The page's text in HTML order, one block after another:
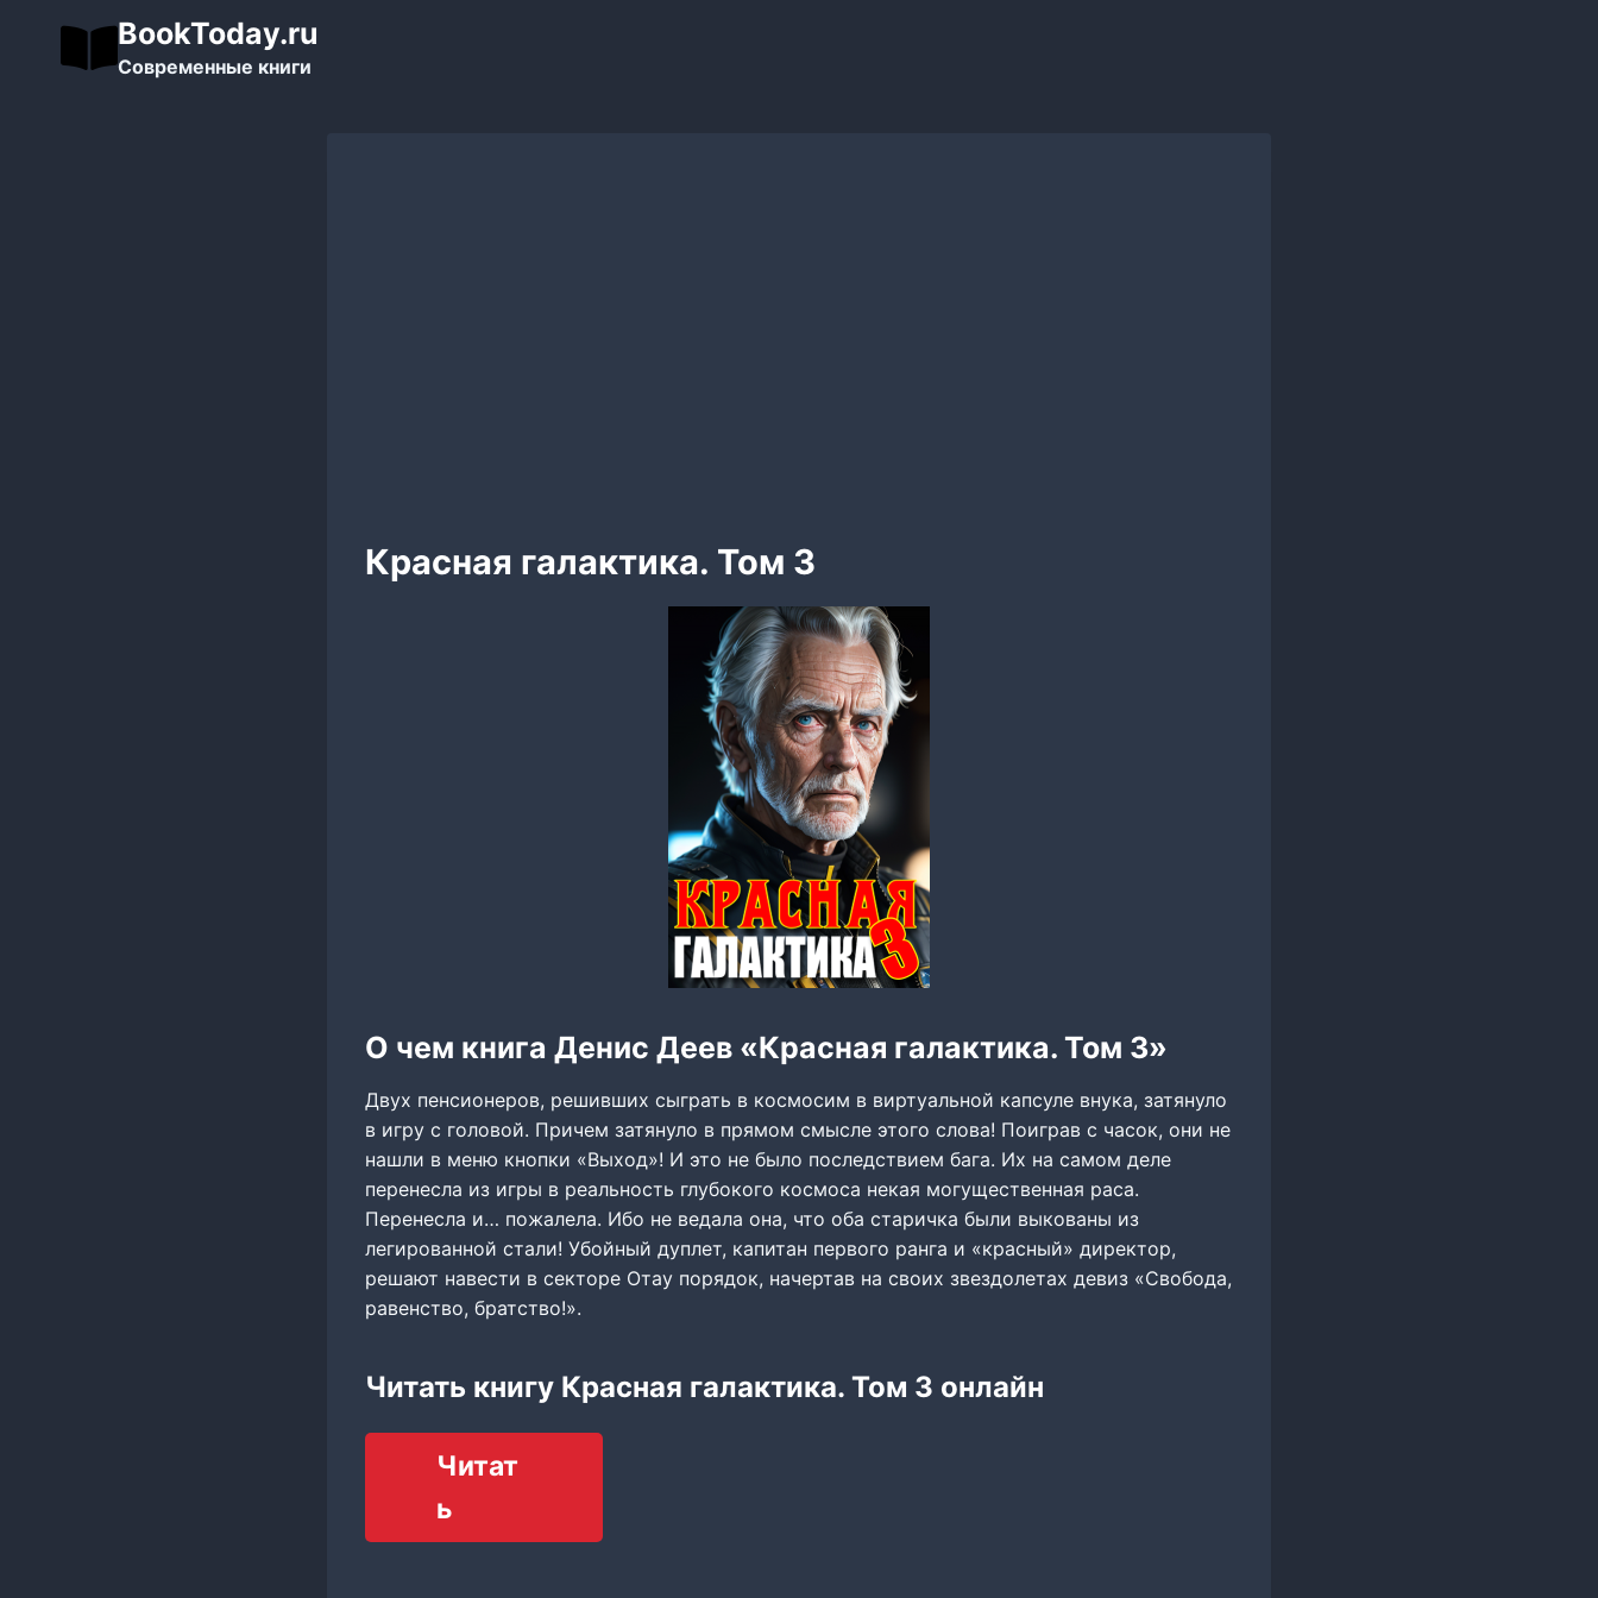
содержимому
BookToday.ru
Современные книги
Красная галактика. Том 3
О чем книга Денис Деев «Красная галактика. Том 3»
Двух пенсионеров, решивших сыграть в космосим в виртуальной капсуле внука, затянуло
в игру с головой. Причем затянуло в прямом смысле этого слова! Поиграв с часок, они не
нашли в меню кнопки «Выход»! И это не было последствием бага. Их на самом деле
перенесла из игры в реальность глубокого космоса некая могущественная раса.
Перенесла и… пожалела. Ибо не ведала она, что оба старичка были выкованы из
легированной стали! Убойный дуплет, капитан первого ранга и «красный» директор,
решают навести в секторе Отау порядок, начертав на своих звездолетах девиз «Свобода,
равенство, братство!».
Читать книгу Красная галактика. Том 3 онлайн
Читат
ь